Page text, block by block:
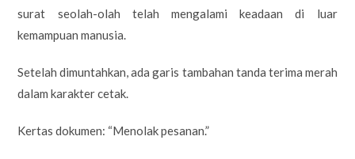
surat seolah-olah telah mengalami keadaan di luar
kemampuan manusia.
Setelah dimuntahkan, ada garis tambahan tanda terima merah
dalam karakter cetak.
Kertas dokumen: “Menolak pesanan.”